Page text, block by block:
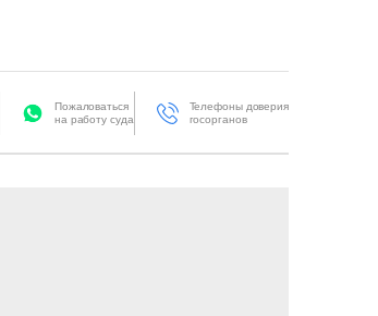
Пожаловаться
на работу суда
Телефоны доверия
госорганов